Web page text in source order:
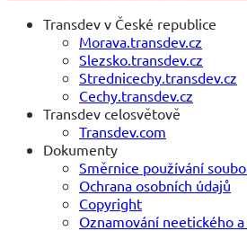
Transdev v České republice
Morava.transdev.cz
Slezsko.transdev.cz
Strednicechy.transdev.cz
Cechy.transdev.cz
Transdev celosvětově
Transdev.com
Dokumenty
Směrnice používání
Ochrana osobních údajů
Copyright
Oznamování neetického